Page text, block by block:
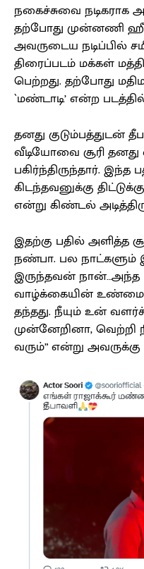
நகைச்சுவை நடிகராக
தற்போது முன்னணி
அவருடைய நடிப்பில்
திரைப்படம் மக்கள்
பெற்றது. தற்போது
`மண்டாடி’ என்ற படத்தில்
தனது குடும்பத்துடன்
வீடியோவை சூரி
பகிர்ந்திருந்தார்.
கிடந்தவனுக்கு
என்று கிண்டல்
இதற்கு பதில் அளித்த
நண்பா. பல நாட்களும்
இருந்தவன்
வாழ்க்கையின்
தந்தது. நீயும் உன்
முன்னேறினா, வெற்றி
வரும்” என்று அவருக்கு